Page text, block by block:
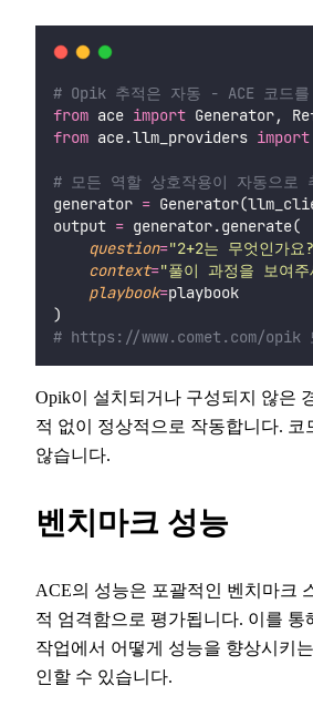
# Opik 추적은 자동 - ACE 코드를
from ace import Generator,
from ace.llm_providers import
# 모든 역할 상호작용이 자동으로
generator =
output = generator.generate(
question="2+2는 무엇인가요?
context="풀이 과정을 보여주
playbook=playbook
)
# https://www.comet.com/opik
Opik이 설치되거나 구성되지 않은
적 없이 정상적으로 작동합니다. 코
않습니다.
벤치마크 성능
ACE의 성능은 포괄적인 벤치마크
적 엄격함으로 평가됩니다. 이를 통
작업에서 어떻게 성능을 향상시키
인할 수 있습니다.